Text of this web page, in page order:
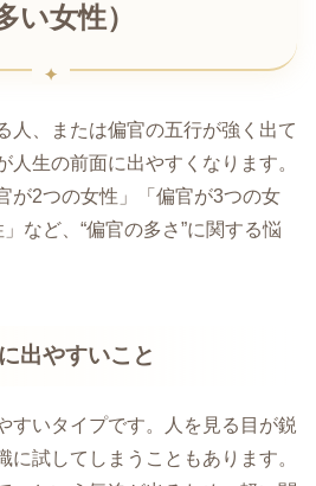
い女性）
人、または偏官の五行が強く出て
人生の前面に出やすくなります。
が2つの女性」「偏官が3つの女
など、“偏官の多さ”に関する悩
出やすいこと
すいタイプです。人を見る目が鋭
に試してしまうこともあります。